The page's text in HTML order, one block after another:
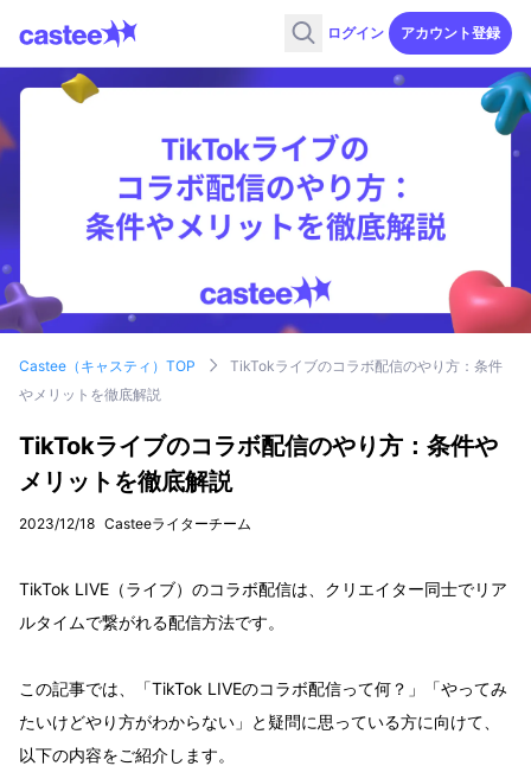
ログイン アカウント登録
Castee（キャスティ）TOP
TikTokライブのコラボ配信のやり方：条件
やメリットを徹底解説
TikTokライブのコラボ配信のやり方：条件や
メリットを徹底解説
2023/12/18 Casteeライターチーム
TikTok LIVE（ライブ）のコラボ配信は、クリエイター同士でリア
ルタイムで繋がれる配信方法です。
この記事では、「TikTok LIVEのコラボ配信って何？」「やってみ
たいけどやり方がわからない」と疑問に思っている方に向けて、
以下の内容をご紹介します。